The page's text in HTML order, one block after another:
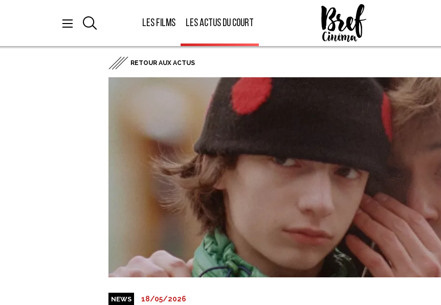
Les films Les actus du court
RETOUR AUX ACTUS
NEWS 18/05/2026